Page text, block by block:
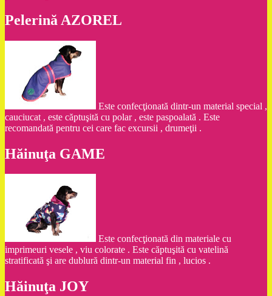
Pelerină AZOREL
Este confecţionată dintr-un material special ,
cauciucat , este căptuşită cu polar , este paspoalată . Este
recomandată pentru cei care fac excursii , drumeţii .
Hăinuţa GAME
Este confecţionată din materiale cu
imprimeuri vesele , viu colorate . Este căptuşită cu vatelină
stratificată şi are dublură dintr-un material fin , lucios .
Hăinuţa JOY